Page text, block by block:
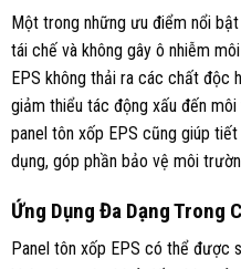
Một trong những ưu điểm nổi
tái chế và không gây ô nhiễm
EPS không thải ra các chất độc
giảm thiểu tác động xấu đến
panel tôn xốp EPS cũng giúp
dụng, góp phần bảo vệ môi
Ứng Dụng Đa Dạng Trong
Panel tôn xốp EPS có thể được